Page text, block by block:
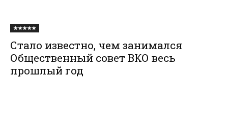
★★★★★
Стало известно, чем занимался
Общественный совет ВКО весь
прошлый год